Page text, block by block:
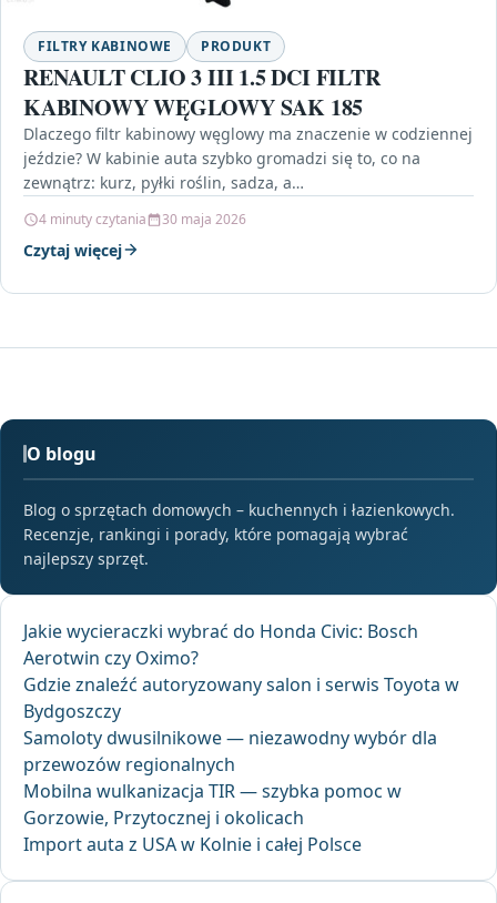
FILTRY KABINOWE PRODUKT
RENAULT CLIO 3 III 1.5 DCI FILTR
KABINOWY WĘGLOWY SAK 185
Dlaczego filtr kabinowy węglowy ma znaczenie w codziennej
jeździe? W kabinie auta szybko gromadzi się to, co na
zewnątrz: kurz, pyłki roślin, sadza, a…
4 minuty czytania 30 maja 2026
Czytaj więcej
O blogu
Blog o sprzętach domowych – kuchennych i łazienkowych.
Recenzje, rankingi i porady, które pomagają wybrać
najlepszy sprzęt.
Jakie wycieraczki wybrać do Honda Civic: Bosch
Aerotwin czy Oximo?
Gdzie znaleźć autoryzowany salon i serwis Toyota w
Bydgoszczy
Samoloty dwusilnikowe — niezawodny wybór dla
przewozów regionalnych
Mobilna wulkanizacja TIR — szybka pomoc w
Gorzowie, Przytocznej i okolicach
Import auta z USA w Kolnie i całej Polsce